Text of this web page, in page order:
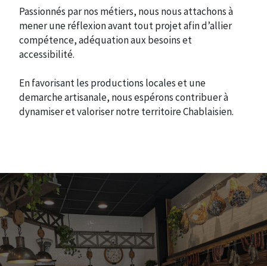
Passionnés par nos métiers, nous nous attachons à
mener une réflexion avant tout projet afin d’allier
compétence, adéquation aux besoins et
accessibilité.
En favorisant les productions locales et une
demarche artisanale, nous espérons contribuer à
dynamiser et valoriser notre territoire Chablaisien.